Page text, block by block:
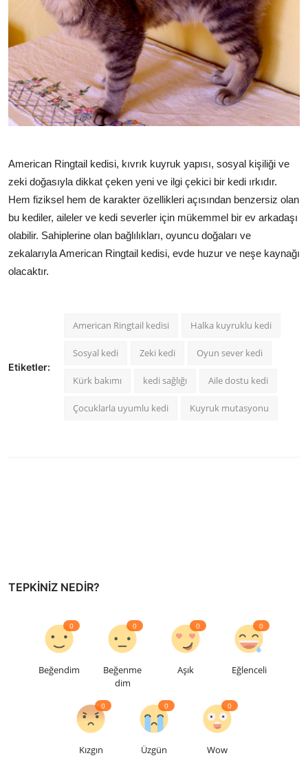
American Ringtail kedisi, kıvrık kuyruk yapısı, sosyal kişiliği ve
zeki doğasıyla dikkat çeken yeni ve ilgi çekici bir kedi ırkıdır.
Hem fiziksel hem de karakter özellikleri açısından benzersiz olan
bu kediler, aileler ve kedi severler için mükemmel bir ev arkadaşı
olabilir. Sahiplerine olan bağlılıkları, oyuncu doğaları ve
zekalarıyla American Ringtail kedisi, evde huzur ve neşe kaynağı
olacaktır.
Etiketler:
American Ringtail kedisi Halka kuyruklu kedi
Sosyal kedi Zeki kedi Oyun sever kedi
Kürk bakımı kedi sağlığı Aile dostu kedi
Çocuklarla uyumlu kedi Kuyruk mutasyonu
TEPKINIZ NEDIR?
Beğendim
0
Beğenme
dim
0
Aşık
0
Eğlenceli
0
Kızgın
0
Üzgün
0
Wow
0